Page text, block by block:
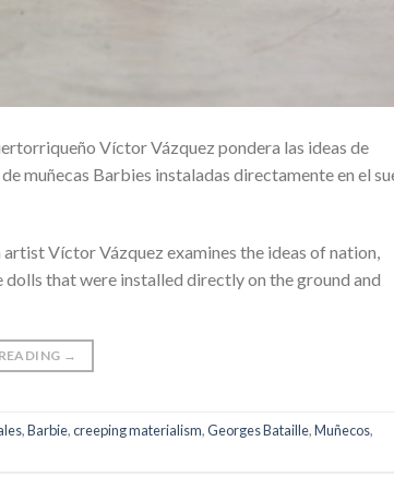
Víctor Vázquez pondera las ideas de
muñecas Barbies instaladas directamente en el
Víctor Vázquez examines the ideas of nation,
that were installed directly on the ground and
→
,Barbie,creeping materialism,Georges Bataille,Muñecos,